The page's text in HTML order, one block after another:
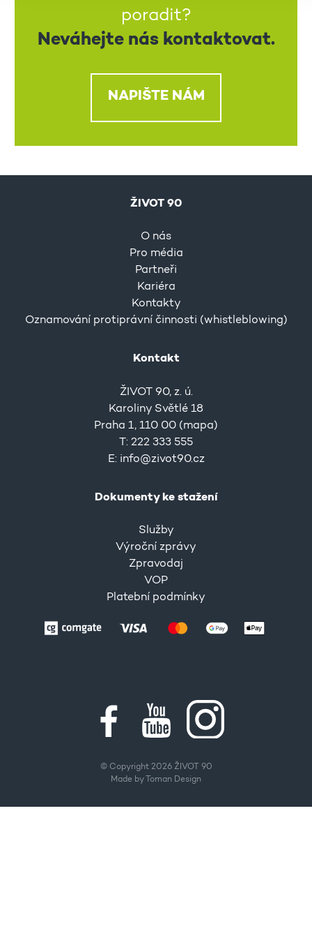
poradit?
Neváhejte nás kontaktovat.
NAPIŠTE NÁM
ŽIVOT 90
O nás
Pro média
Partneři
Kariéra
Kontakty
Oznamování protiprávní činnosti (whistleblowing)
Kontakt
ŽIVOT 90, z. ú.
Karoliny Světlé 18
Praha 1, 110 00 (mapa)
T: 222 333 555
E: info@zivot90.cz
Dokumenty ke stažení
Služby
Výroční zprávy
Zpravodaj
VOP
Platební podmínky
© Copyright 2026 ŽIVOT 90
Made by
Toman Design